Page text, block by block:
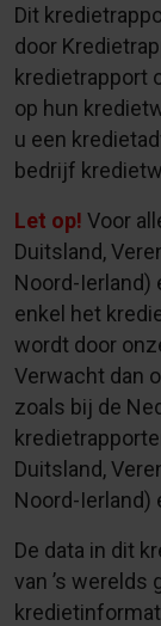
Dit
door
kredietrapport
op hun
u een
bedrijf
Let op! Voor
Duitsland,
Noord-Ierland)
enkel het
wordt door
Verwacht dan
zoals bij de
Duitsland,
Noord-Ierland)
De data in dit
van ’s werelds